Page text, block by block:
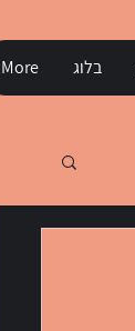
בלוג More